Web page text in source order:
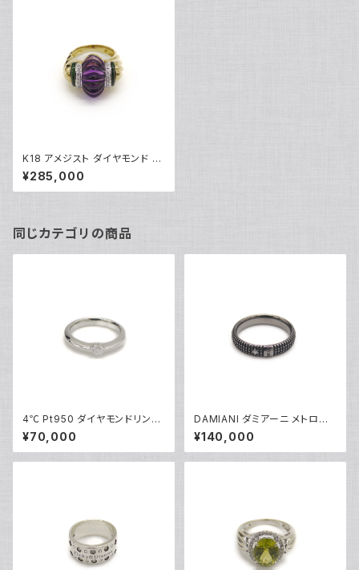
K18 アメジスト ダイヤモンド デ
ザインリング 18金 指輪 12号 Y
04622
¥285,000
同じカテゴリの商品
4℃ Pt950 ダイヤモンドリング
[True Love] プラチナ 指輪 8
号 Y05242
¥70,000
DAMIANI ダミアーニ メトロポ
リタンドリーム 1Pダイヤモンド
リング K18WG 18金 指輪 17号
Y05256
¥140,000